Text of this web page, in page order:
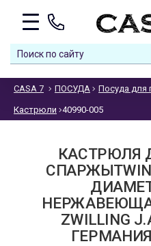
CASA 7 ПОСУДА Посуда для
Кастрюли 40990-005
КАСТРЮЛЯ
СПАРЖЫTWIN
ZWILLING